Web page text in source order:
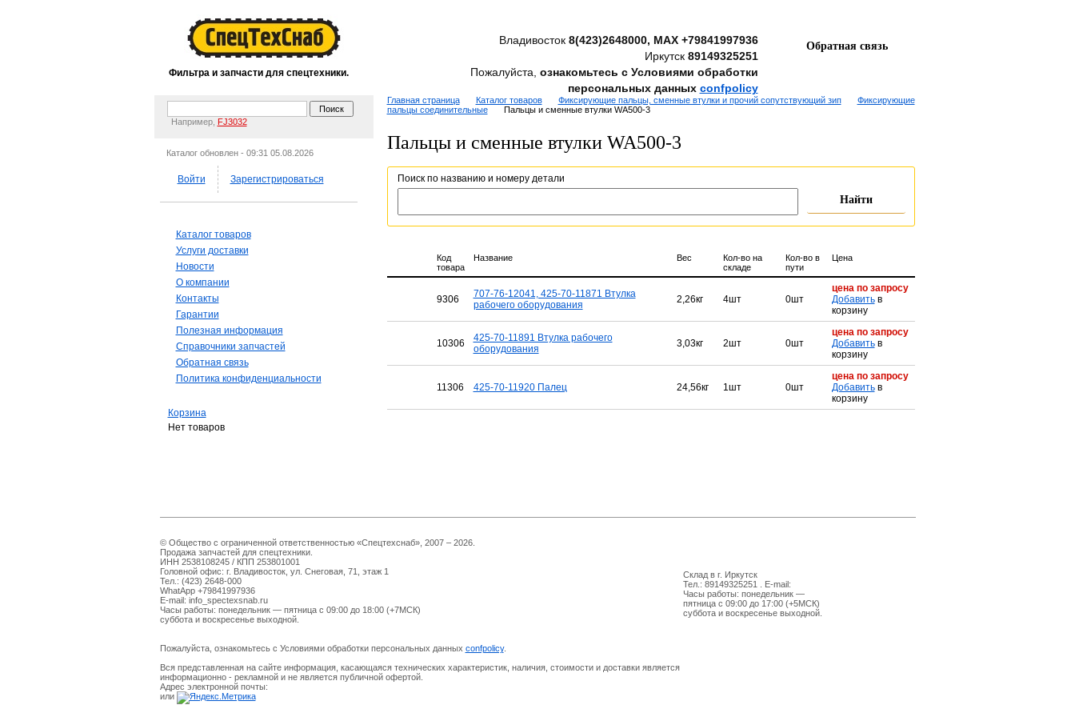
Обратная связь
Владивосток 8(423)2648000, MAX +79841997936
Иркутск 89149325251
Пожалуйста, ознакомьтесь с Условиями обработки
персональных данных confpolicy
Фильтра и запчасти для спецтехники.
Например, FJ3032
Каталог обновлен - 09:31 05.08.2026
Войти Зарегистрироваться
Каталог товаров
Услуги доставки
Новости
О компании
Контакты
Гарантии
Полезная информация
Справочники запчастей
Обратная связь
Политика конфиденциальности
Корзина
Нет товаров
Главная страница Каталог товаров Фиксирующие пальцы, сменные втулки и прочий сопутствующий зип
Фиксирующие
пальцы соединительные
Пальцы и сменные втулки WA500-3
Пальцы и сменные втулки WA500-3
Поиск по названию и номеру детали
Код
товара
Название Вес
Кол-во на
складе
Кол-во в
пути
Цена
9306
707-76-12041, 425-70-11871 Втулка
рабочего оборудования
2,26кг 4шт 0шт
цена по запросу
Добавитьв
корзину
10306
425-70-11891 Втулка рабочего
оборудования
3,03кг 2шт 0шт
цена по запросу
Добавитьв
корзину
11306 425-70-11920 Палец 24,56кг 1шт 0шт
цена по запросу
Добавитьв
корзину
© Общество с ограниченной ответственностью «Спецтехснаб», 2007 – 2026.
Продажа запчастей для спецтехники.
ИНН 2538108245 / КПП 253801001
Головной офис: г. Владивосток, ул. Снеговая, 71, этаж 1
Тел.: (423) 2648-000
WhatApp +79841997936
E-mail: info_spectexsnab.ru
Часы работы: понедельник — пятница с 09:00 до 18:00 (+7МСК)
суббота и воскресенье выходной.
Пожалуйста, ознакомьтесь с Условиями обработки персональных данных confpolicy.
Вся представленная на сайте информация, касающаяся технических характеристик, наличия, стоимости и доставки является
информационно - рекламной и не является публичной офертой.
Адрес электронной почты:
или
Склад в г. Иркутск
Тел.: 89149325251 . E-mail:
Часы работы: понедельник —
пятница с 09:00 до 17:00 (+5МСК)
суббота и воскресенье выходной.